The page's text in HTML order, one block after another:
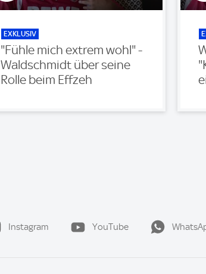
EXKLUSIV
"Fühle mich extrem wohl" -
Waldschmidt über seine
Rolle beim Effzeh
Instagram YouTube